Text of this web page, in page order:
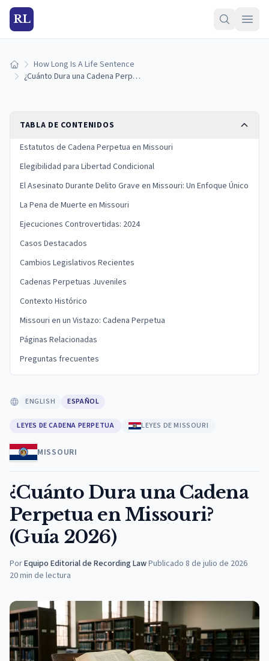
RL
Inicio How Long Is A Life Sentence
¿Cuánto Dura una Cadena Perpetua en Missouri? (Guía 2026)
TABLA DE CONTENIDOS
Estatutos de Cadena Perpetua en Missouri
Elegibilidad para Libertad Condicional
El Asesinato Durante Delito Grave en Missouri: Un Enfoque Único
La Pena de Muerte en Missouri
Ejecuciones Controvertidas: 2024
Casos Destacados
Cambios Legislativos Recientes
Cadenas Perpetuas Juveniles
Contexto Histórico
Missouri en un Vistazo: Cadena Perpetua
Páginas Relacionadas
Preguntas frecuentes
ENGLISH ESPAÑOL
LEYES DE CADENA PERPETUA LEYES DE MISSOURI
MISSOURI
¿Cuánto Dura una Cadena
Perpetua en Missouri?
(Guía 2026)
PorEquipo Editorial de Recording Law·Publicado 8 de julio de 2026
20min de lectura